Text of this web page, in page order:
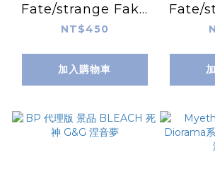
Fate/strange Fake
Whispers of Dawn
NT$450
加入購物車
Fate/